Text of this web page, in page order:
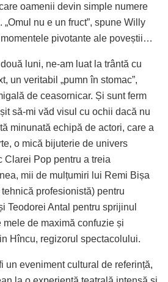
oamenii devin simple numere
nu e un fruct”, spune Willy
pivotante ale poveștii…
luni, ne-am luat la trântă cu
un veritabil „pumn în stomac”,
de ceasornicar. Și sunt ferm
să-mi văd visul cu ochii dacă nu
minunată echipă de actori, care a
o mică bijuterie de univers
Clarei Pop pentru a treia
mii de mulțumiri lui Remi Bișa
profesionistă) pentru
Teodorei Antal pentru sprijinul
de maximă confuzie și
Hîncu, regizorul spectacolului.
un eveniment cultural de referință,